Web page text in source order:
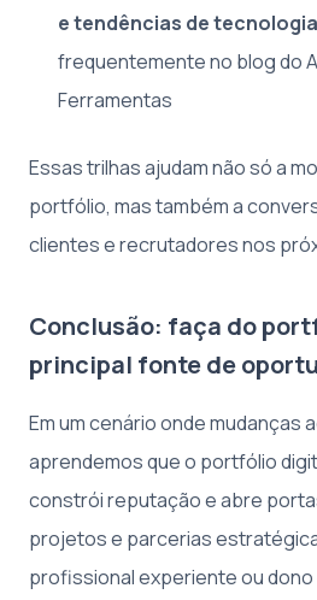
e tendências de tecnologia
frequentemente no blog do
Ferramentas
Essas trilhas ajudam não só a
portfólio, mas também a
clientes e recrutadores nos
Conclusão: faça do
principal fonte de
Em um cenário onde mudanças
aprendemos que o portfólio
constrói reputação e abre
projetos e parcerias
profissional experiente ou